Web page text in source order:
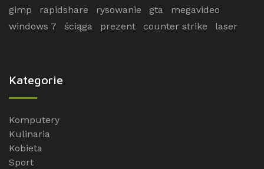
gimp
rapidshare rysowanie gta
megavideo
windows 7
ściąga prezent counter strike laser
Kategorie
Komputery
Kulinaria
Kobieta
Sport